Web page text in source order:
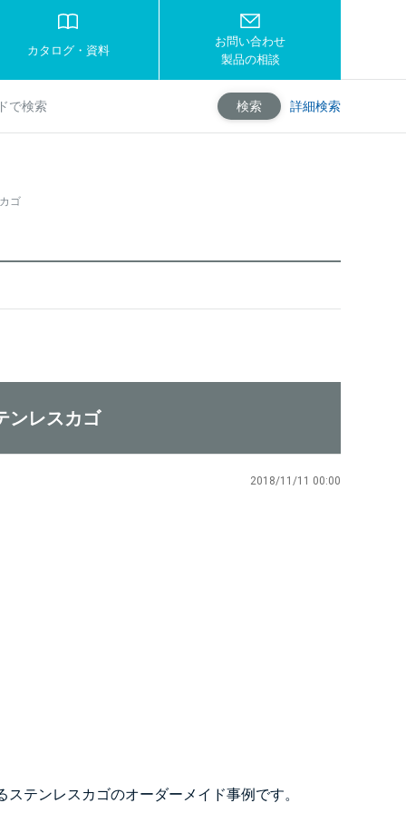
カタログ・資料
お問い合わせ
製品の相談
検索 詳細検索
ゴ
ンレスカゴ
2018/11/11 00:00
テンレスカゴのオーダーメイド事例です。